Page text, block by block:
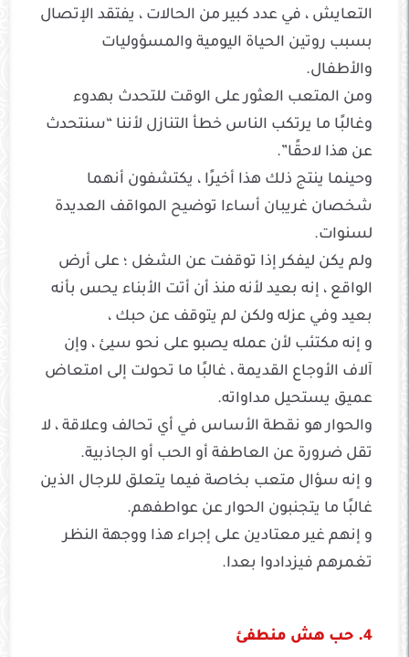
التعايش ، في عدد كبير من الحالات ، يفتقد الإتصال
بسبب روتين الحياة اليومية والمسؤوليات
والأطفال.
ومن المتعب العثور على الوقت للتحدث بهدوء
وغالبًا ما يرتكب الناس خطأ التنازل لأننا “سنتحدث
عن هذا لاحقًا”.
وحينما ينتج ذلك هذا أخيرًا ، يكتشفون أنهما
شخصان غريبان أساءا توضيح المواقف العديدة
لسنوات.
ولم يكن ليفكر إذا توقفت عن الشغل ؛ على أرض
الواقع ، إنه بعيد لأنه منذ أن أتت الأبناء يحس بأنه
بعيد وفي عزله ولكن لم يتوقف عن حبك ،
و إنه مكتئب لأن عمله يصبو على نحو سيئ ، وإن
آلاف الأوجاع القديمة ، غالبًا ما تحولت إلى امتعاض
عميق يستحيل مداواته.
والحوار هو نقطة الأساس في أي تحالف وعلاقة ، لا
تقل ضرورة عن العاطفة أو الحب أو الجاذبية.
و إنه سؤال متعب بخاصة فيما يتعلق للرجال الذين
غالبًا ما يتجنبون الحوار عن عواطفهم.
و إنهم غير معتادين على إجراء هذا ووجهة النظر
تغمرهم فيزدادوا بعدا.
4. حب هش منطفئ